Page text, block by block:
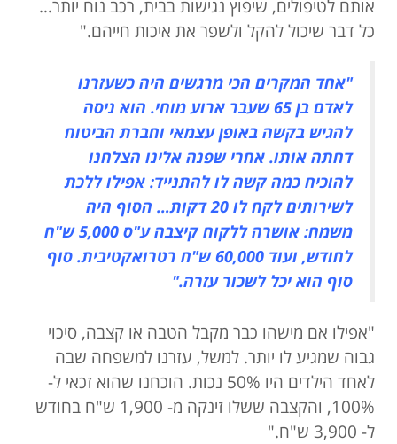
אותם לטיפולים, שיפוץ נגישות בבית, רכב נוח יותר…
כל דבר שיכול להקל ולשפר את איכות חייהם."
"אחד המקרים הכי מרגשים היה כשעזרנו
לאדם בן 65 שעבר ארוע מוחי. הוא ניסה
להגיש בקשה באופן עצמאי וחברת הביטוח
דחתה אותו. אחרי שפנה אלינו הצלחנו
להוכיח כמה קשה לו להתנייד: אפילו ללכת
לשירותים לקח לו 20 דקות… הסוף היה
משמח: אושרה ללקוח קיצבה ע"ס 5,000 ש"ח
לחודש, ועוד 60,000 ש"ח רטרואקטיבית. סוף
סוף הוא יכל לשכור עזרה."
"אפילו אם מישהו כבר מקבל הטבה או קצבה, סיכוי
גבוה שמגיע לו יותר. למשל, עזרנו למשפחה שבה
לאחד הילדים היו 50% נכות. הוכחנו שהוא זכאי ל-
100%, והקצבה ששלו זינקה מ- 1,900 ש"ח בחודש
ל- 3,900 ש"ח."